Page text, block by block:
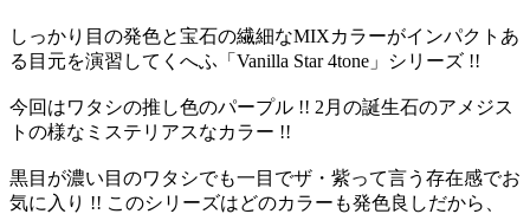
しっかり目の発色と宝石の繊細なMIXカラーがインパクトあ
る目元を演習してくへふ「Vanilla Star 4tone」シリーズ !!
今回はワタシの推し色のパープル !! 2月の誕生石のアメジス
トの様なミステリアスなカラー !!
黒目が濃い目のワタシでも一目でザ・紫って言う存在感でお
気に入り !! このシリーズはどのカラーも発色良しだから、